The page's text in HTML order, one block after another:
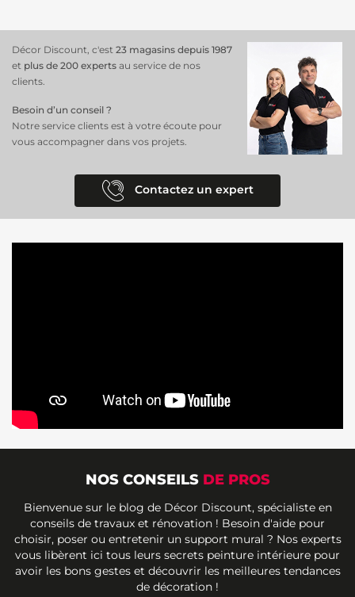
Décor Discount, c'est 23 magasins depuis 1987
et plus de 200 experts au service de nos
clients.
Besoin d’un conseil ?
Notre service clients est à votre écoute pour
vous accompagner dans vos projets.
Contactez un expert
NOS CONSEILS DE PROS
Bienvenue sur le blog de Décor Discount, spécialiste en
conseils de travaux et rénovation ! Besoin d'aide pour
choisir, poser ou entretenir un support mural ? Nos experts
vous libèrent ici tous leurs secrets peinture intérieure pour
avoir les bons gestes et découvrir les meilleures tendances
de décoration !